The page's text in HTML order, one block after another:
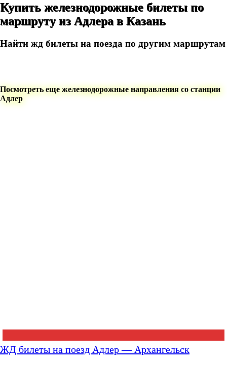
Купить железнодорожные билеты по
маршруту из Адлера в Казань
Найти жд билеты на поезда по другим маршрутам
Посмотреть еще железнодорожные направления со станции
Адлер
ЖД билеты на поезд Адлер — Архангельск